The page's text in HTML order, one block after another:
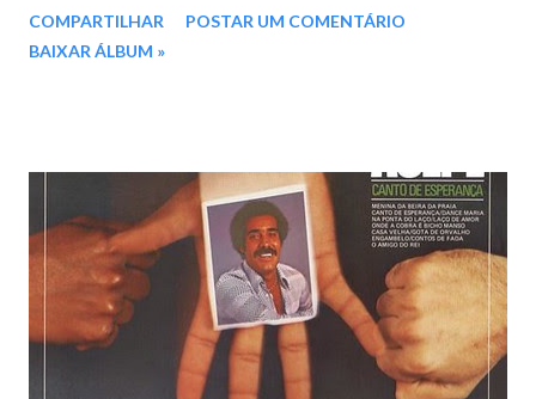
COMPARTILHAR
POSTAR UM COMENTÁRIO
BAIXAR ÁLBUM »